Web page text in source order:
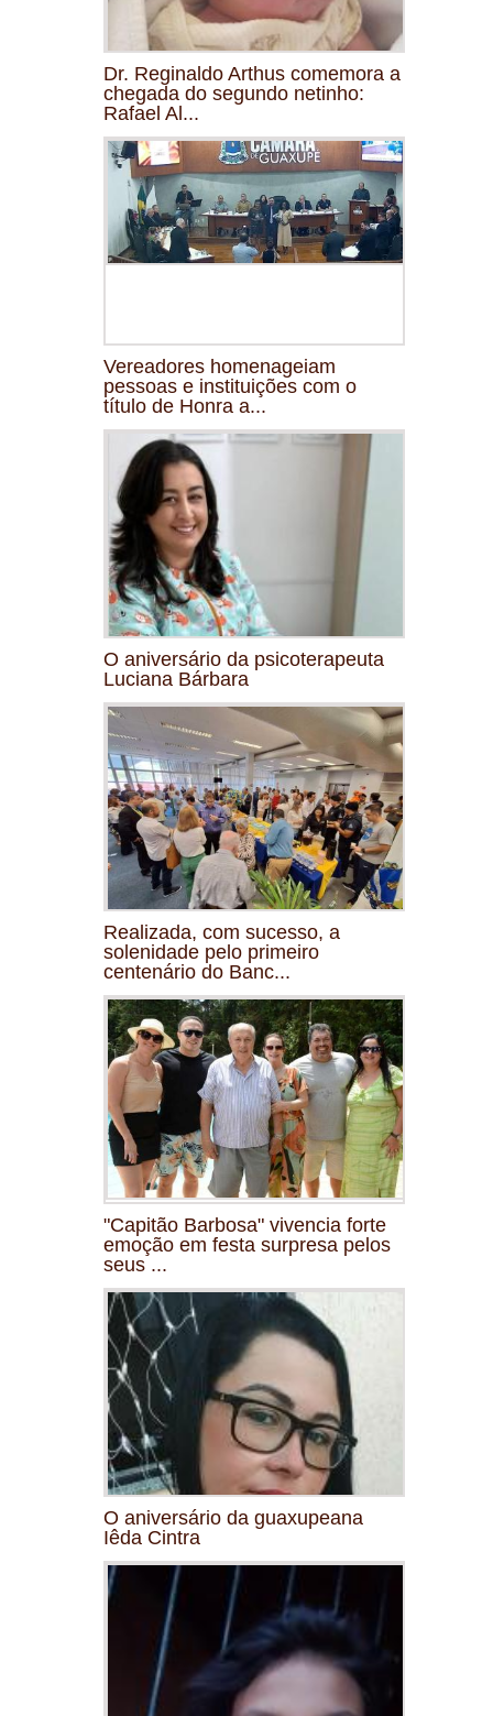
Dr. Reginaldo Arthus comemora a
chegada do segundo netinho:
Rafael Al...
Vereadores homenageiam
pessoas e instituições com o
título de Honra a...
O aniversário da psicoterapeuta
Luciana Bárbara
Realizada, com sucesso, a
solenidade pelo primeiro
centenário do Banc...
"Capitão Barbosa" vivencia forte
emoção em festa surpresa pelos
seus ...
O aniversário da guaxupeana
Iêda Cintra